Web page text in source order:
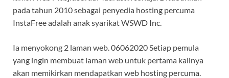
pada tahun 2010 sebagai penyedia hosting percuma
InstaFree adalah anak syarikat WSWD Inc.
Ia menyokong 2 laman web. 06062020 Setiap pemula
yang ingin membuat laman web untuk pertama kalinya
akan memikirkan mendapatkan web hosting percuma.